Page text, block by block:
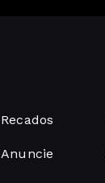
Recados
Anuncie